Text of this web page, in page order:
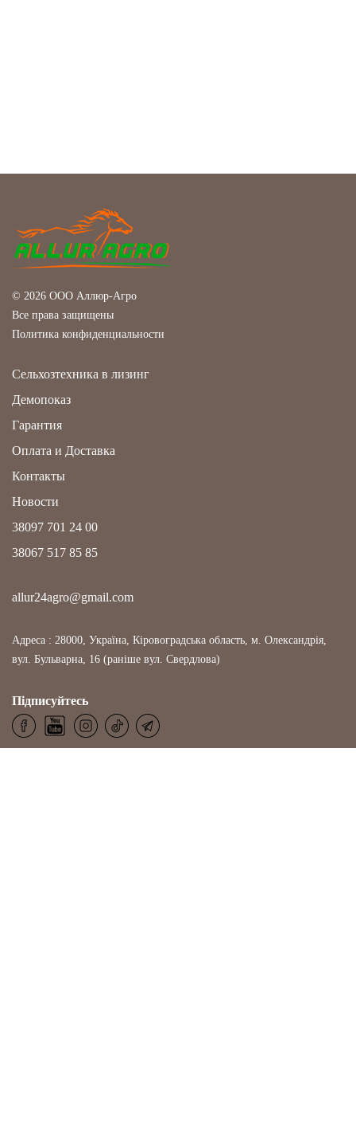
© 2026 ООО Аллюр-Агро
Все права защищены
Политика конфиденциальности
Сельхозтехника в лизинг
Демопоказ
Гарантия
Оплата и Доставка
Контакты
Новости
38097 701 24 00
38067 517 85 85
allur24agro@gmail.com
Адреса : 28000, Україна, Кіровоградська область, м. Олександрія,
вул. Бульварна, 16 (раніше вул. Свердлова)
Підписуйтесь